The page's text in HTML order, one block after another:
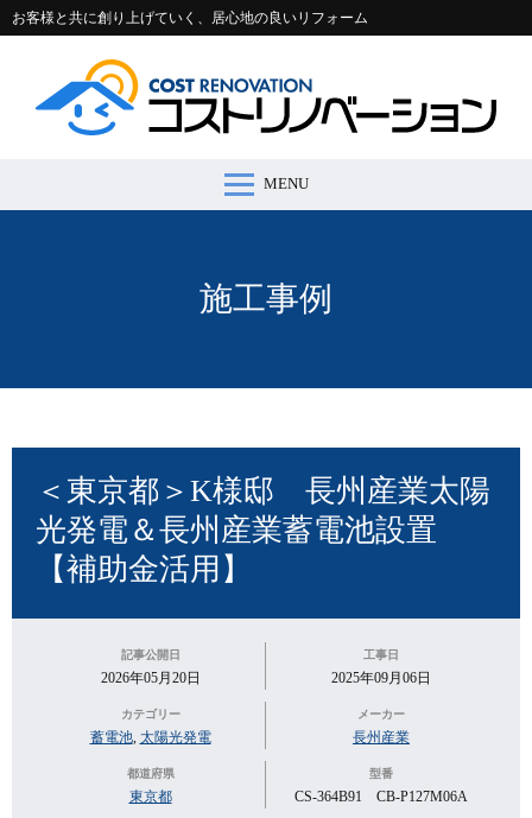
お客様と共に創り上げていく、居心地の良いリフォーム
MENU
施工事例
＜東京都＞K様邸 長州産業太陽
光発電＆長州産業蓄電池設置
【補助金活用】
記事公開日
2026年05月20日
工事日
2025年09月06日
カテゴリー
蓄電池, 太陽光発電
メーカー
長州産業
都道府県
東京都
型番
CS-364B91 CB-P127M06A